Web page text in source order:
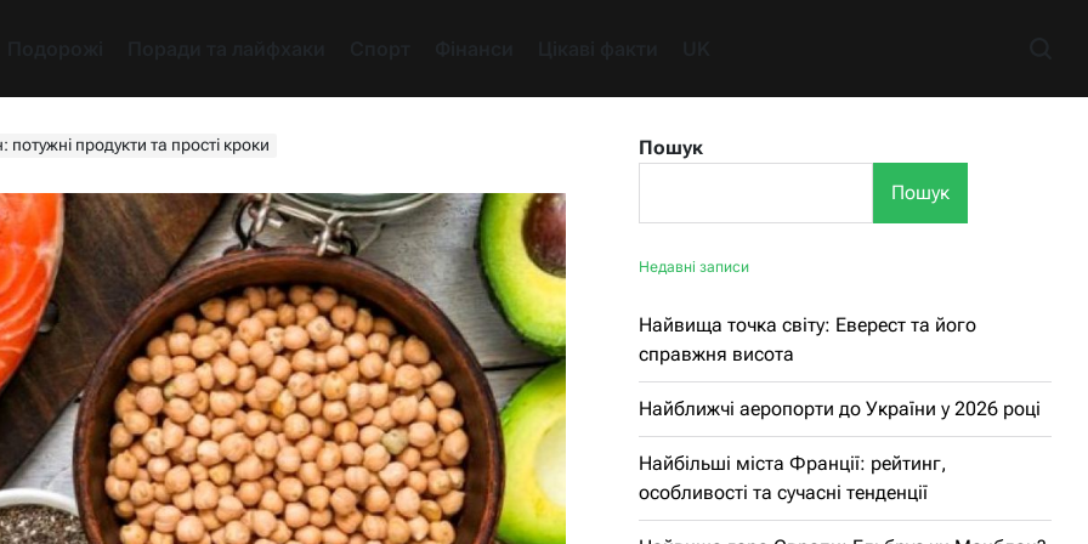
продукти та прості кроки
Пошук
Пошук
Недавні записи
Найвища точка світу: Еверест та його
справжня висота
Найближчі аеропорти до України у 2026 році
Найбільші міста Франції: рейтинг,
особливості та сучасні тенденції